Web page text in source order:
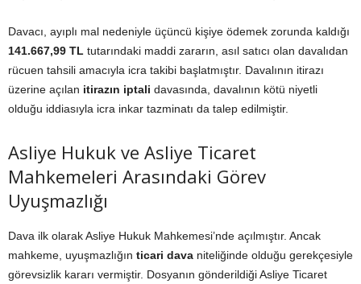
Davacı, ayıplı mal nedeniyle üçüncü kişiye ödemek zorunda kaldığı
141.667,99 TL tutarındaki maddi zararın, asıl satıcı olan davalıdan
rücuen tahsili amacıyla icra takibi başlatmıştır. Davalının itirazı
üzerine açılan itirazın iptali davasında, davalının kötü niyetli
olduğu iddiasıyla icra inkar tazminatı da talep edilmiştir.
Asliye Hukuk ve Asliye Ticaret
Mahkemeleri Arasındaki Görev
Uyuşmazlığı
Dava ilk olarak Asliye Hukuk Mahkemesi’nde açılmıştır. Ancak
mahkeme, uyuşmazlığın ticari dava niteliğinde olduğu gerekçesiyle
görevsizlik kararı vermiştir. Dosyanın gönderildiği Asliye Ticaret